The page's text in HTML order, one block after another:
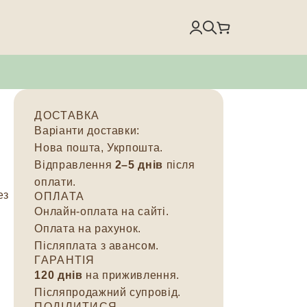
ДОСТАВКА
Варіанти доставки:
Нова пошта, Укрпошта.
Відправлення 2–5 днів після
оплати.
ОПЛАТА
Онлайн-оплата на сайті.
Оплата на рахунок.
Післяплата з авансом.
ГАРАНТІЯ
120 днів на приживлення.
Післяпродажний супровід.